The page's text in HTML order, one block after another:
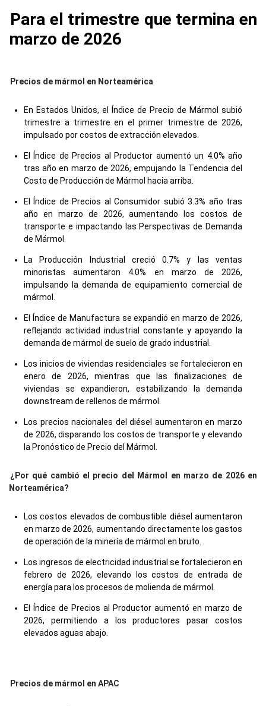
Para el trimestre que termina en
marzo de 2026
Precios de mármol en Norteamérica
En Estados Unidos, el Índice de Precio de Mármol subió
trimestre a trimestre en el primer trimestre de 2026,
impulsado por costos de extracción elevados.
El Índice de Precios al Productor aumentó un 4.0% año
tras año en marzo de 2026, empujando la Tendencia del
Costo de Producción de Mármol hacia arriba.
El Índice de Precios al Consumidor subió 3.3% año tras
año en marzo de 2026, aumentando los costos de
transporte e impactando las Perspectivas de Demanda
de Mármol.
La Producción Industrial creció 0.7% y las ventas
minoristas aumentaron 4.0% en marzo de 2026,
impulsando la demanda de equipamiento comercial de
mármol.
El Índice de Manufactura se expandió en marzo de 2026,
reflejando actividad industrial constante y apoyando la
demanda de mármol de suelo de grado industrial.
Los inicios de viviendas residenciales se fortalecieron en
enero de 2026, mientras que las finalizaciones de
viviendas se expandieron, estabilizando la demanda
downstream de rellenos de mármol.
Los precios nacionales del diésel aumentaron en marzo
de 2026, disparando los costos de transporte y elevando
la Pronóstico de Precio del Mármol.
¿Por qué cambió el precio del Mármol en marzo de 2026 en
Norteamérica?
Los costos elevados de combustible diésel aumentaron
en marzo de 2026, aumentando directamente los gastos
de operación de la minería de mármol en bruto.
Los ingresos de electricidad industrial se fortalecieron en
febrero de 2026, elevando los costos de entrada de
energía para los procesos de molienda de mármol.
El Índice de Precios al Productor aumentó en marzo de
2026, permitiendo a los productores pasar costos
elevados aguas abajo.
Precios de mármol en APAC